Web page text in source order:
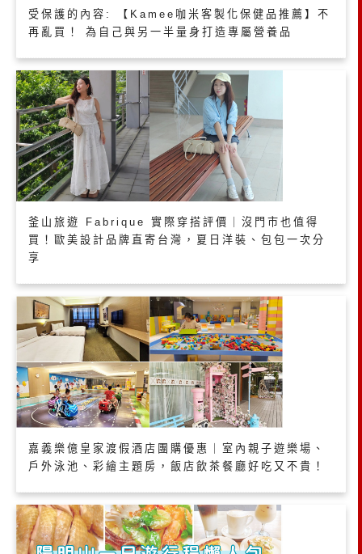
受保護的內容: 【Kamee咖米客製化保健品推薦】不
再亂買！ 為自己與另一半量身打造專屬營養品
釜山旅遊 Fabrique 實際穿搭評價｜沒門市也值得
買！歐美設計品牌直寄台灣，夏日洋裝、包包一次分
享
嘉義樂億皇家渡假酒店團購優惠｜室內親子遊樂場、
戶外泳池、彩繪主題房，飯店飲茶餐廳好吃又不貴！